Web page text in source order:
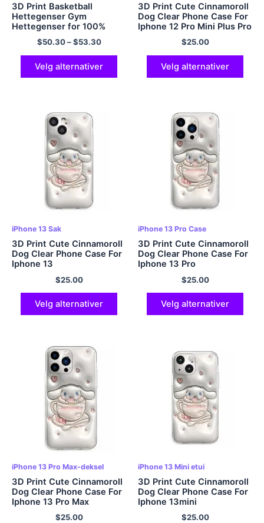
3D Print Basketball
Hettegenser Gym
Hettegenser for 100%
Cozy Cozy Comfy og myk
Pullover hettegenser for
menn og kvinner
Flerfarget
$50.30–$53.30
Velg alternativer
3D Print Cute Cinnamoroll
Dog Clear Phone Case For
Iphone 12 Pro Mini Plus Pro
$25.00
Velg alternativer
iPhone 13 Sak
3D Print Cute Cinnamoroll
Dog Clear Phone Case For
Iphone 13
$25.00
Velg alternativer
iPhone 13 Pro Case
3D Print Cute Cinnamoroll
Dog Clear Phone Case For
Iphone 13 Pro
$25.00
Velg alternativer
iPhone 13 Pro Max-deksel
3D Print Cute Cinnamoroll
Dog Clear Phone Case For
Iphone 13 Pro Max
$25.00
iPhone 13 Mini etui
3D Print Cute Cinnamoroll
Dog Clear Phone Case For
Iphone 13mini
$25.00